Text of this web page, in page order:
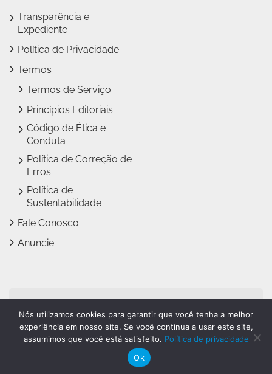
Transparência e
Expediente
Política de Privacidade
Termos
Termos de Serviço
Princípios Editoriais
Código de Ética e
Conduta
Política de Correção de
Erros
Política de
Sustentabilidade
Fale Conosco
Anuncie
Jundiaí Notícias faz parte
doGrupo Novo Dia
Nós utilizamos cookies para garantir que você tenha a melhor
experiência em nosso site. Se você continua a usar este site,
assumimos que você está satisfeito. Política de privacidade
Ok